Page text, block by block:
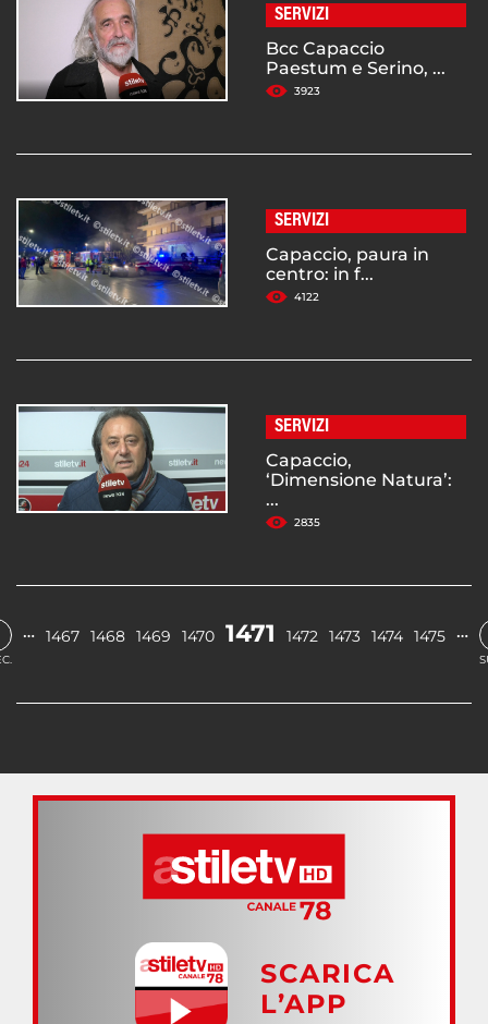
SERVIZI
Bcc Capaccio
Paestum e Serino, ...
3923
SERVIZI
Capaccio, paura in
centro: in f...
4122
SERVIZI
Capaccio,
‘Dimensione Natura’:
...
2835
… 1467 1468 1469 1470 1471 1472 1473 1474 1475 …
SCARICA
L’APP